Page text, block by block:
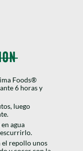
Foods®
6 horas y
luego
agua
el repollo unos